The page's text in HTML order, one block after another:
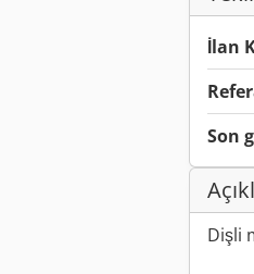
İlan
Son
Dişli